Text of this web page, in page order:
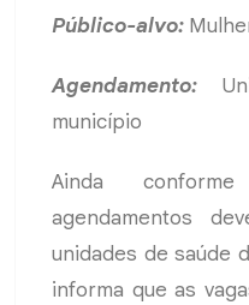
Público-alvo:
Agendamento:
município
Ainda
agendamentos
unidades de saúde
informa que as